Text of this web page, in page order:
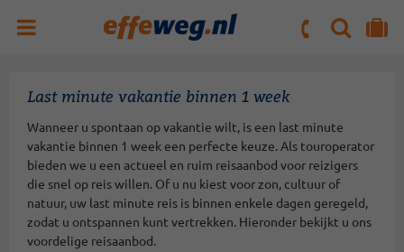
ZOEKENNAAR 'MIJN REIS' OMGEVING
Last minute vakantie binnen 1 week
Wanneer u spontaan op vakantie wilt, is een last minute
vakantie binnen 1 week een perfecte keuze. Als touroperator
bieden we u een actueel en ruim reisaanbod voor reizigers
die snel op reis willen. Of u nu kiest voor zon, cultuur of
natuur, uw last minute reis is binnen enkele dagen geregeld,
zodat u ontspannen kunt vertrekken. Hieronder bekijkt u ons
voordelige reisaanbod.